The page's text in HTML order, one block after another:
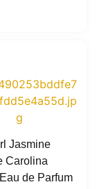
Jasmine
Carolina
de Parfum